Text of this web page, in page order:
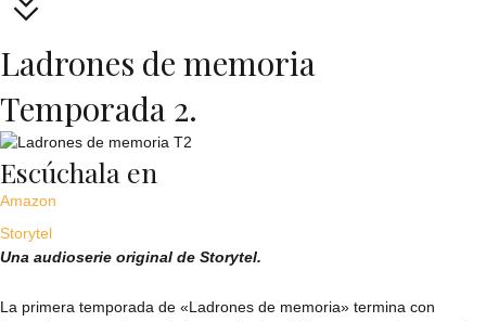
Ladrones de memoria
Temporada 2.
Escúchala en
Amazon
Storytel
Una audioserie original de Storytel.
La primera temporada de «Ladrones de memoria» termina con